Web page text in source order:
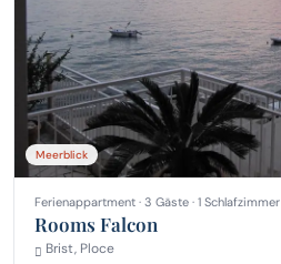
Meerblick
Ferienappartment · 3 Gäste · 1 Schlafzimmer
Rooms Falcon
Brist, Ploce